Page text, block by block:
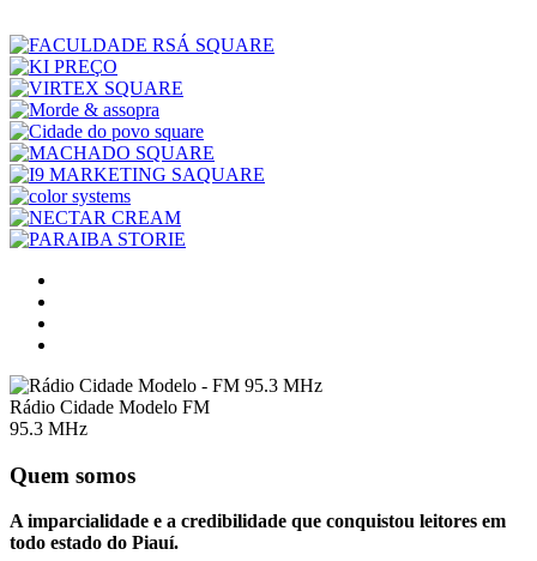
Rádio Cidade Modelo FM
95.3 MHz
Quem somos
A imparcialidade e a credibilidade que conquistou leitores em
todo estado do Piauí.